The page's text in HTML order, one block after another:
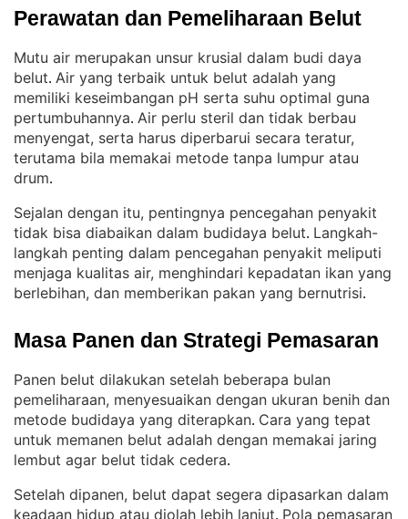
Perawatan dan Pemeliharaan Belut
Mutu air merupakan unsur krusial dalam budi daya
belut. Air yang terbaik untuk belut adalah yang
memiliki keseimbangan pH serta suhu optimal guna
pertumbuhannya. Air perlu steril dan tidak berbau
menyengat, serta harus diperbarui secara teratur,
terutama bila memakai metode tanpa lumpur atau
drum.
Sejalan dengan itu, pentingnya pencegahan penyakit
tidak bisa diabaikan dalam budidaya belut. Langkah-
langkah penting dalam pencegahan penyakit meliputi
menjaga kualitas air, menghindari kepadatan ikan yang
berlebihan, dan memberikan pakan yang bernutrisi.
Masa Panen dan Strategi Pemasaran
Panen belut dilakukan setelah beberapa bulan
pemeliharaan, menyesuaikan dengan ukuran benih dan
metode budidaya yang diterapkan. Cara yang tepat
untuk memanen belut adalah dengan memakai jaring
lembut agar belut tidak cedera.
Setelah dipanen, belut dapat segera dipasarkan dalam
keadaan hidup atau diolah lebih lanjut. Pola pemasaran